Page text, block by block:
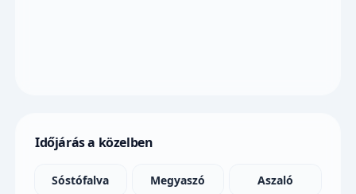
Időjárás a közelben
Sóstófalva Megyaszó Aszaló